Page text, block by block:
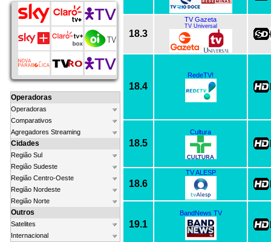
Operadoras
Operadoras
Comparativos
Agregadores Streaming
Cidades
Região Sul
Região Sudeste
Região Centro-Oeste
Região Nordeste
Região Norte
Outros
Satelites
Internacional
18.3
TV Gazeta
TV Universal
18.4
RedeTV!
18.5
Cultura
18.6
TV ALESP
19.1
BandNews TV